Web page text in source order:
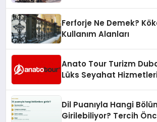
Ferforje Ne Demek?
Kullanım Alanları
Anato Tour Turizm
Lüks Seyahat
Dil Puanıyla Hangi
Girilebiliyor? Tercih